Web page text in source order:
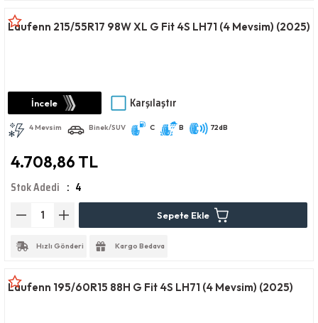
Laufenn 215/55R17 98W XL G Fit 4S LH71 (4 Mevsim) (2025)
İncele Karşılaştır
4 Mevsim Binek/SUV C B 72dB
4.708,86 TL
Stok Adedi 4
Sepete Ekle
Hızlı Gönderi Kargo Bedava
Laufenn 195/60R15 88H G Fit 4S LH71 (4 Mevsim) (2025)